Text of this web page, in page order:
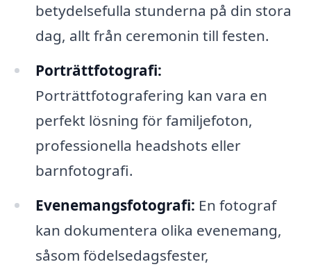
betydelsefulla stunderna på din stora
dag, allt från ceremonin till festen.
Porträttfotografi:
Porträttfotografering kan vara en
perfekt lösning för familjefoton,
professionella headshots eller
barnfotografi.
Evenemangsfotografi: En fotograf
kan dokumentera olika evenemang,
såsom födelsedagsfester,